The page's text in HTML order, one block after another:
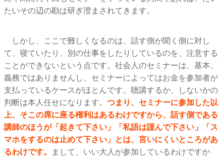
たいその辺の勘は研ぎ澄まされてきます。
しかし、ここで難しくなるのは、話す側が聞く側に対し
て、寝ていたり、別の仕事をしたりしているのを、注意する
ことができないという点です。社会人のセミナーは、基本、
義務ではありませんし、セミナーによってはお金を参加者が
支払っているケースがほとんです。聴講するか、しないかの
判断は本人任せになります。 つまり、セミナーに参加した以
上、そこの席に座る権利はあるわけですから、話す側である
講師のほうが「起きて下さい」「私語は謹んで下さい」「ス
マホをするのは止めて下さい」とは、言いにくいところがあ
るわけです。
まして、いい大人が参加しているわけですか